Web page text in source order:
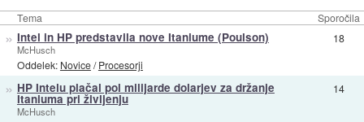
Tema Sporočila
» Intel in HP predstavila nove Itaniume (Poulson)
McHusch
Oddelek: Novice/Procesorji
18
» HP Intelu plačal pol milijarde dolarjev za držanje
Itaniuma pri življenju
McHusch
14